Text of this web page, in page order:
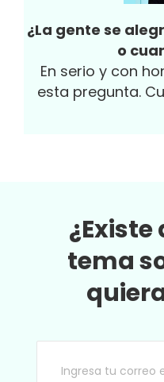
¿La gente se
o
En serio y con
esta pregunta.
tema